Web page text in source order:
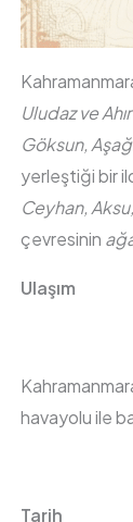
Uludaz ve
Göksun,
yerleştiği bir
Ceyhan,
çevresinin
Ulaşım
havayolu ile
Tarih